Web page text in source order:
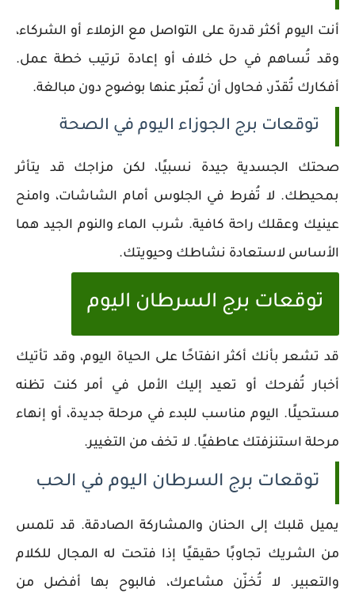
أنت اليوم أكثر قدرة على التواصل مع الزملاء أو الشركاء،
وقد تُساهم في حل خلاف أو إعادة ترتيب خطة عمل.
أفكارك تُقدّر، فحاول أن تُعبّر عنها بوضوح دون مبالغة.
توقعات برج الجوزاء اليوم في الصحة
صحتك الجسدية جيدة نسبيًا، لكن مزاجك قد يتأثر
بمحيطك. لا تُفرط في الجلوس أمام الشاشات، وامنح
عينيك وعقلك راحة كافية. شرب الماء والنوم الجيد هما
الأساس لاستعادة نشاطك وحيويتك.
توقعات برج السرطان اليوم
قد تشعر بأنك أكثر انفتاحًا على الحياة اليوم، وقد تأتيك
أخبار تُفرحك أو تعيد إليك الأمل في أمر كنت تظنه
مستحيلًا. اليوم مناسب للبدء في مرحلة جديدة، أو إنهاء
مرحلة استنزفتك عاطفيًا. لا تخف من التغيير.
توقعات برج السرطان اليوم في الحب
يميل قلبك إلى الحنان والمشاركة الصادقة. قد تلمس
من الشريك تجاوبًا حقيقيًا إذا فتحت له المجال للكلام
والتعبير. لا تُخزّن مشاعرك، فالبوح بها أفضل من